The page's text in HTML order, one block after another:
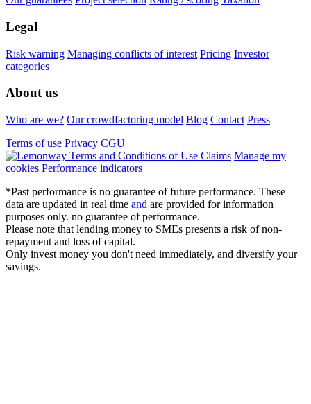
Legal
Risk warning Managing conflicts of interest Pricing Investor
categories
About us
Who are we? Our crowdfactoring model Blog Contact Press
Terms of use Privacy CGU
Claims Manage my
cookies Performance indicators
*Past performance is no guarantee of future performance. These
data are updated in real time and are provided for information
purposes only. no guarantee of performance.
Please note that lending money to SMEs presents a risk of non-
repayment and loss of capital.
Only invest money you don't need immediately, and diversify your
savings.